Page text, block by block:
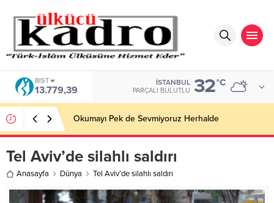
BIST
13.779,39
İSTANBUL
PARÇALI BULUTLU 32°C
Okumayı Pek de Sevmiyoruz Herhalde
Tel Aviv’de silahlı saldırı
Anasayfa Dünya Tel Aviv’de silahlı saldırı